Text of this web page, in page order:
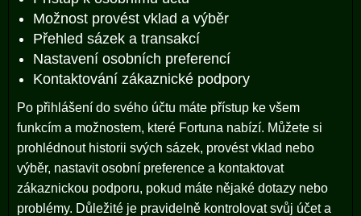
Možnost provést vklad a výběr
Přehled sázek a transakcí
Nastavení osobních preferencí
Kontaktování zákaznické podpory
Po přihlášení do svého účtu máte přístup ke všem
funkcím a možnostem, které Fortuna nabízí. Můžete si
prohlédnout historii svých sázek, provést vklad nebo
výběr, nastavit osobní preference a kontaktovat
zákaznickou podporu, pokud máte nějaké dotazy nebo
problémy. Důležité je pravidelně kontrolovat svůj účet a